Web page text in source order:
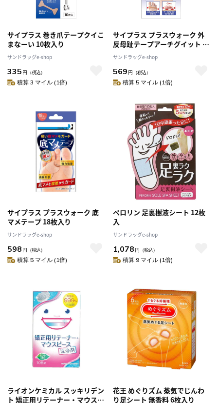
サイプラス 巻き爪テープクイこ
まなーい 10枚入り
サンドラッグe-shop
335 円 （税込）
積算 3 マイル (1倍)
サイプラス プラスウォーク 外
反母趾テープアーチグイット 6
枚入り
サンドラッグe-shop
569 円 （税込）
積算 5 マイル (1倍)
サイプラス プラスウォーク 底
マメテープ 18枚入り
サンドラッグe-shop
598 円 （税込）
積算 5 マイル (1倍)
ペロリン 足裏樹液シート 12枚
入
サンドラッグe-shop
1,078 円 （税込）
積算 9 マイル (1倍)
ライオンケミカル スッキリデン
ト 矯正用リテーナー・マウスピ
花王 めぐりズム 蒸気でじんわ
り足シート 無香料 6枚入り